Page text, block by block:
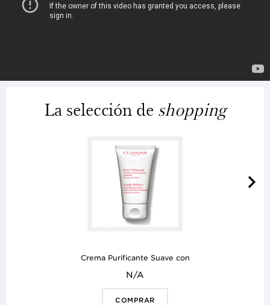
La selección de shopping
Crema Purificante Suave con
N/A
COMPRAR